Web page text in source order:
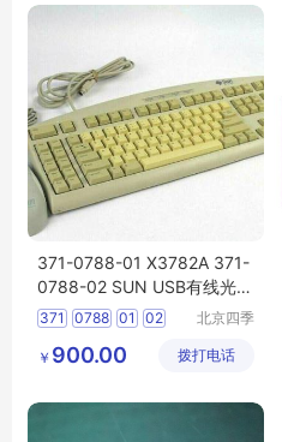
371-0788-01 X3782A 371-
0788-02 SUN USB有线光电
鼠标
371 0788 01
02
北京四季
有限公司
￥ 900.00 拨打电话